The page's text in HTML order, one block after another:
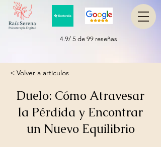
4.9/ 5 de 99 reseñas
< Volver a artículos
Duelo: Cómo Atravesar
la Pérdida y Encontrar
un Nuevo Equilibrio